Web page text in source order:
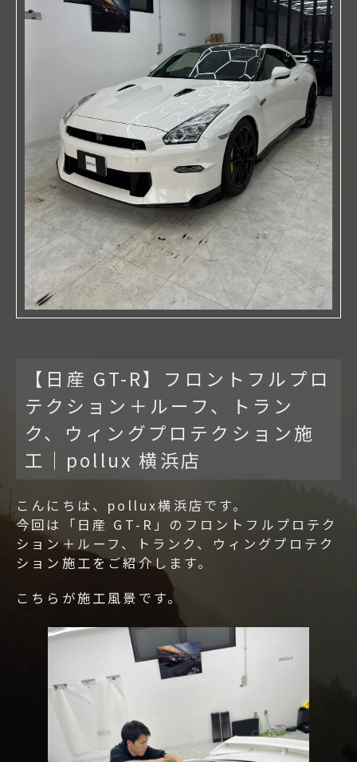
【日産 GT-R】フロントフルプロ
テクション＋ルーフ、トラン
ク、ウィングプロテクション施
工｜pollux 横浜店
こんにちは、pollux横浜店です。
今回は「 日産 GT-R 」の フロントフルプロテク
ション＋ルーフ、トランク、ウィングプロテク
ション 施工をご紹介します。
こちらが施工風景です。